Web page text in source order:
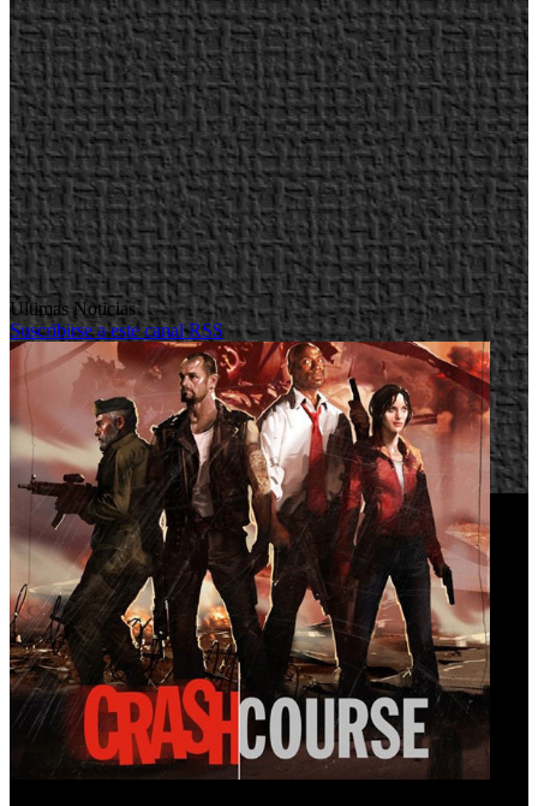
Últimas Noticias
Suscribirse a este canal RSS